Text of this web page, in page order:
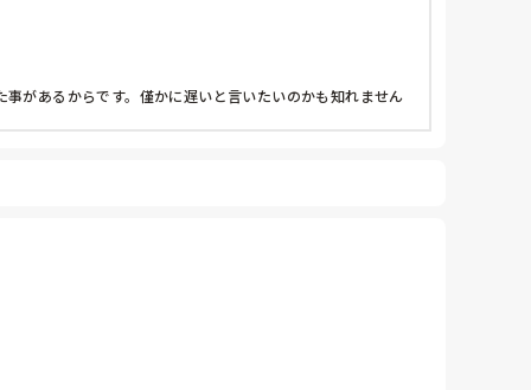
があるからです。僅かに遅いと言いたいのかも知れません
った方が良いと私は思います。